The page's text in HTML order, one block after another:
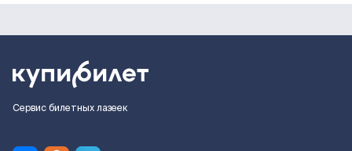
Сервис билетных лазеек